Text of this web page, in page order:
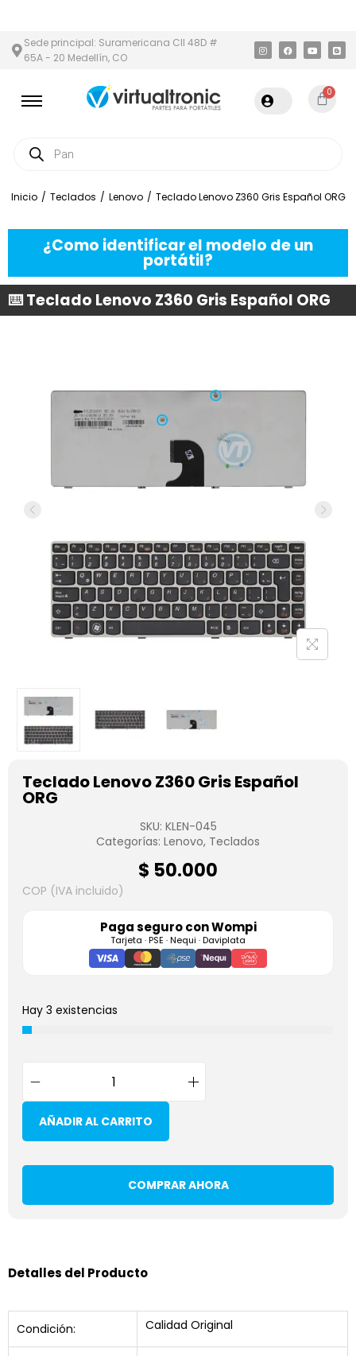
Sede principal: Suramericana Cll 48D #
65A - 20 Medellín, CO
0
Inicio / Teclados / Lenovo / Teclado Lenovo Z360 Gris Español ORG
¿Como identificar el modelo de un
portátil?
⌨️ Teclado Lenovo Z360 Gris Español ORG
Teclado Lenovo Z360 Gris Español
ORG
SKU: KLEN-045
Categorías: Lenovo, Teclados
$ 50.000
COP (IVA incluido)
Paga seguro conWompi
Tarjeta · PSE · Nequi · Daviplata
Hay 3 existencias
AÑADIR AL CARRITO
COMPRAR AHORA
Detalles del Producto
Condición: Calidad Original